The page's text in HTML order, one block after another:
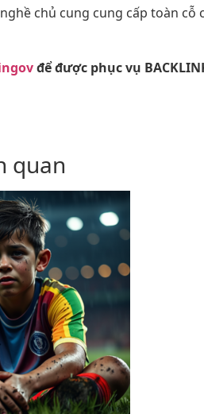
chủ cung cung cấp toàn cỗ
để được phục vụ
quan